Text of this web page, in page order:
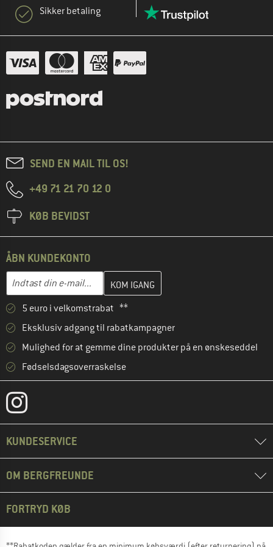
Sikker betaling
SEND EN MAIL TIL OS!
+49 71 21 70 12 0
KØB BEVIDST
ÅBN KUNDEKONTO
E-mail-adresse
Indtast din e-mailadresse her, og opret i næste trin din
5 euro i velkomstrabat **
Eksklusiv adgang til rabatkampagner
Mulighed for at gemme dine produkter på en ønskeseddel
Fødselsdagsoverraskelse
KUNDESERVICE
OM BERGFREUNDE
FORTRYD KØB